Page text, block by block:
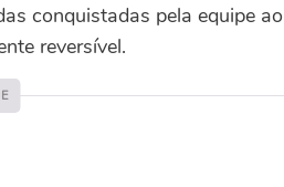
conquistadas pela equipe ao
reversível.